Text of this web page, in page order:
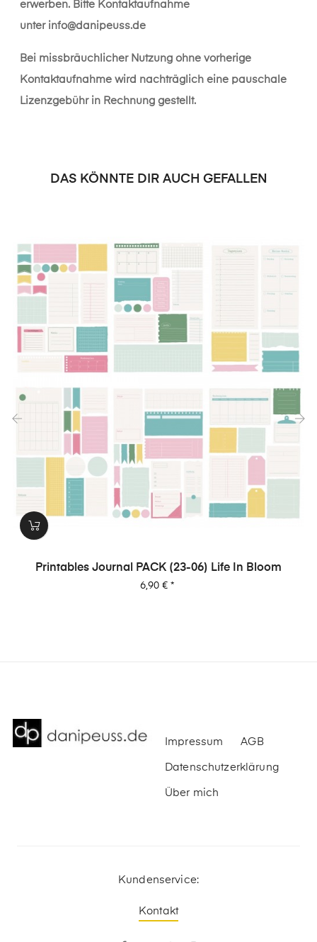
erwerben. Bitte Kontaktaufnahme
unter info@danipeuss.de
Bei missbräuchlicher Nutzung ohne vorherige
Kontaktaufnahme wird nachträglich eine pauschale
Lizenzgebühr in Rechnung gestellt.
DAS KÖNNTE DIR AUCH GEFALLEN
Printables Journal PACK (23-06) Life In Bloom
Preis
6,90 €*
Impressum AGB
Datenschutzerklärung
Über mich
Kundenservice:
Kontakt